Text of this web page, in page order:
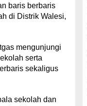
baris berbaris
di Distrik Walesi,
mengunjungi
serta
sekaligus
sekolah dan